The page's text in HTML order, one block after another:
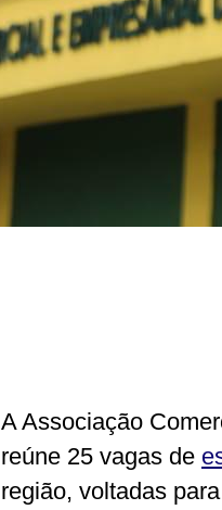
A Associação
reúne 25 vagas de
região, voltadas